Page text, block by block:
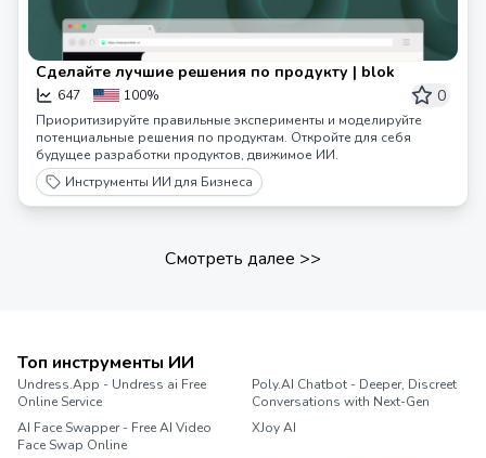
Сделайте лучшие решения по продукту | blok
647 100% 0
Приоритизируйте правильные эксперименты и моделируйте
потенциальные решения по продуктам. Откройте для себя
будущее разработки продуктов, движимое ИИ.
Инструменты ИИ для Бизнеса
Смотреть далее >>
Топ инструменты ИИ
Undress.App - Undress ai Free
Online Service
Poly.AI Chatbot - Deeper, Discreet
Conversations with Next-Gen
AI Face Swapper - Free AI Video
Face Swap Online
XJoy AI